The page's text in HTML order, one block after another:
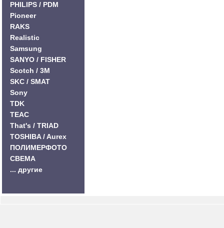
PHILIPS / PDM
Pioneer
RAKS
Realistic
Samsung
SANYO / FISHER
Scotch / 3M
SKC / SMAT
Sony
TDK
TEAC
That's / TRIAD
TOSHIBA / Aurex
ПОЛИМЕРФОТО
СВЕМА
... другие